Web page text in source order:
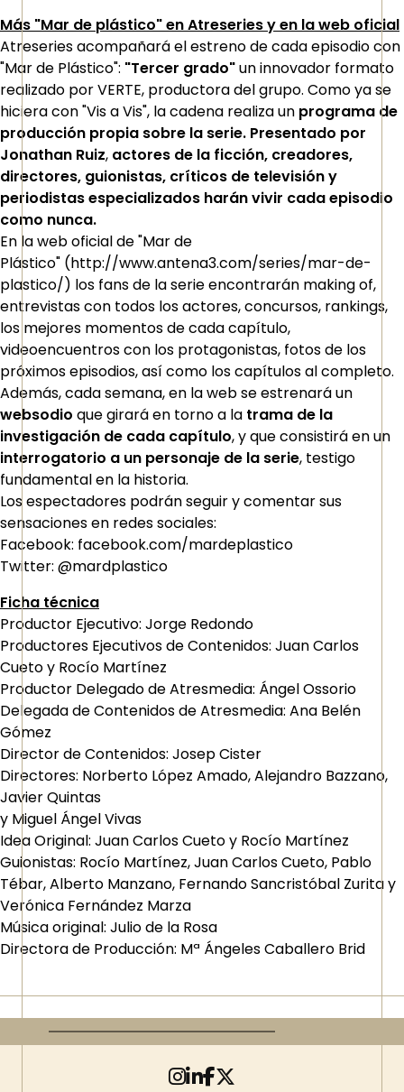
Más "Mar de plástico" en Atreseries y en la web oficial
Atreseries acompañará el estreno de cada episodio con
"Mar de Plástico": "Tercer grado"un innovador formato
realizado por VERTE, productora del grupo. Como ya se
hiciera con "Vis a Vis", la cadena realiza un programa de
producción propia sobre la serie. Presentado por
Jonathan Ruiz, actores de la ficción, creadores,
directores, guionistas, críticos de televisión y
periodistas especializados harán vivir cada episodio
como nunca.
En la web oficial de "Mar de
Plástico" (http://www.antena3.com/series/mar-de-
plastico/) los fans de la serie encontrarán making of,
entrevistas con todos los actores, concursos, rankings,
los mejores momentos de cada capítulo,
videoencuentros con los protagonistas, fotos de los
próximos episodios, así como los capítulos al completo.
Además, cada semana, en la web se estrenará un
websodio que girará en torno a la trama de la
investigación de cada capítulo, y que consistirá en un
interrogatorio a un personaje de la serie, testigo
fundamental en la historia.
Los espectadores podrán seguir y comentar sus
sensaciones en redes sociales:
Facebook: facebook.com/mardeplastico
Twitter: @mardplastico
Ficha técnica
Productor Ejecutivo: Jorge Redondo
Productores Ejecutivos de Contenidos: Juan Carlos
Cueto y Rocío Martínez
Productor Delegado de Atresmedia: Ángel Ossorio
Delegada de Contenidos de Atresmedia: Ana Belén
Gómez
Director de Contenidos: Josep Cister
Directores: Norberto López Amado, Alejandro Bazzano,
Javier Quintas
y Miguel Ángel Vivas
Idea Original: Juan Carlos Cueto y Rocío Martínez
Guionistas: Rocío Martínez, Juan Carlos Cueto, Pablo
Tébar, Alberto Manzano, Fernando Sancristóbal Zurita y
Verónica Fernández Marza
Música original: Julio de la Rosa
Directora de Producción: Mª Ángeles Caballero Brid